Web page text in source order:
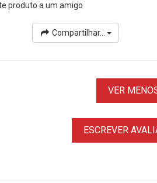
produto a um amigo
Compartilhar...
VER
ESCREVER